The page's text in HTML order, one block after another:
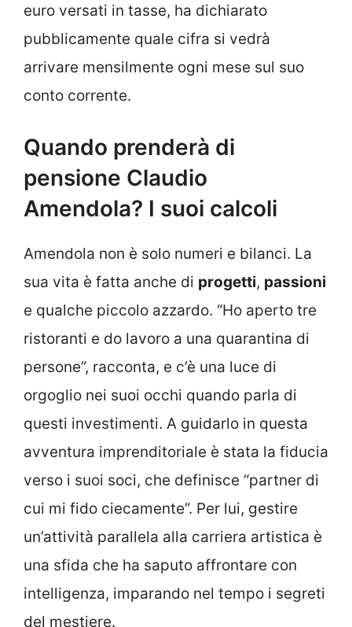
euro versati in tasse, ha dichiarato
pubblicamente quale cifra si vedrà
arrivare mensilmente ogni mese sul suo
conto corrente.
Quando prenderà di
pensione Claudio
Amendola? I suoi calcoli
Amendola non è solo numeri e bilanci. La
sua vita è fatta anche di progetti, passioni
e qualche piccolo azzardo. “Ho aperto tre
ristoranti e do lavoro a una quarantina di
persone”, racconta, e c’è una luce di
orgoglio nei suoi occhi quando parla di
questi investimenti. A guidarlo in questa
avventura imprenditoriale è stata la fiducia
verso i suoi soci, che definisce “partner di
cui mi fido ciecamente”. Per lui, gestire
un’attività parallela alla carriera artistica è
una sfida che ha saputo affrontare con
intelligenza, imparando nel tempo i segreti
del mestiere.